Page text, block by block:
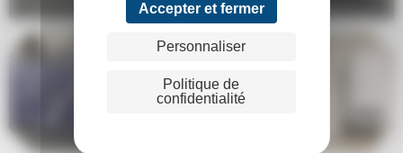
Accepter et fermer
Personnaliser
Politique de
confidentialité